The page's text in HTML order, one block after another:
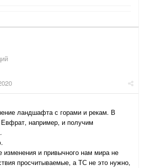
ландшафта с горами и рекам. В
например, и получим
изменения и привычного нам мира не
просчитываемые, а ТС не это нужно,